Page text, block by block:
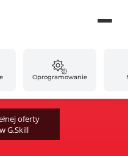
Oprogramowanie
oferty
G.Skill